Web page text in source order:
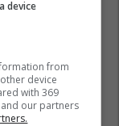
device
from
device
with 369
our partners